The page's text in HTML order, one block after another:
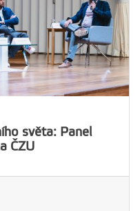
světa: Panel
ČZU